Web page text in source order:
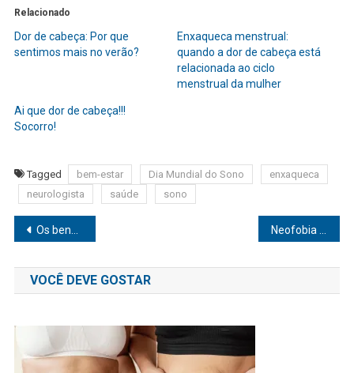
Relacionado
Dor de cabeça: Por que
sentimos mais no verão?
Enxaqueca menstrual:
quando a dor de cabeça está
relacionada ao ciclo
menstrual da mulher
Ai que dor de cabeça!!!
Socorro!
Tagged bem-estar Dia Mundial do Sono
enxaqueca
neurologista
saúde sono
Navegação
de
Post
Os benefícios da hidratação para a saúde Neofobia alimentar: Você sabe o que é?
VOCÊ DEVE GOSTAR